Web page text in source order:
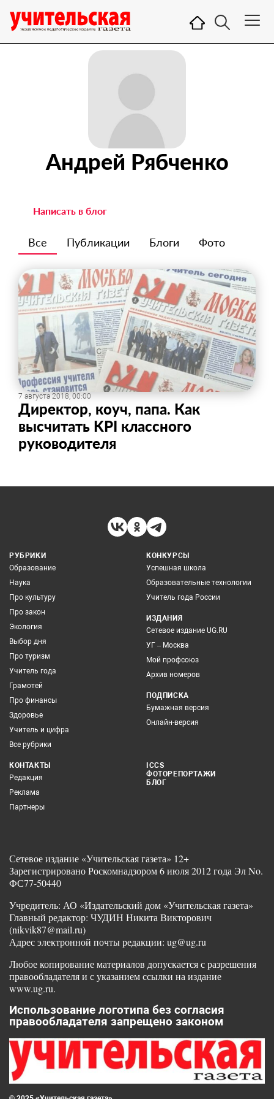
Андрей Рябченко
Написать в блог
Все Публикации Блоги Фото
7 августа 2018, 00:00
Директор, коуч, папа. Как
высчитать KPI классного
руководителя
РУБРИКИ
Образование
Наука
Про культуру
Про закон
Экология
Выбор дня
Про туризм
Учитель года
Грамотей
Про финансы
Здоровье
Учитель и цифра
Все рубрики
КОНКУРСЫ
Успешная школа
Образовательные технологии
Учитель года России
ИЗДАНИЯ
Сетевое издание UG.RU
УГ – Москва
Мой профсоюз
Архив номеров
ПОДПИСКА
Бумажная версия
Онлайн-версия
КОНТАКТЫ
Редакция
Реклама
Партнеры
ICCS
ФОТОРЕПОРТАЖИ
БЛОГ
Сетевое издание «Учительская газета» 12+
Зарегистрировано Роскомнадзором 6 июля 2012 года Эл No.
ФС77-50440
Учредитель: АО «Издательский дом «Учительская газета»
Главный редактор: ЧУДИН Никита Викторович
(nikvik87@mail.ru)
Адрес электронной почты редакции: ug@ug.ru
Любое копирование материалов допускается с разрешения
правообладателя и с указанием ссылки на издание
www.ug.ru.
Использование логотипа без согласия
правообладателя запрещено законом